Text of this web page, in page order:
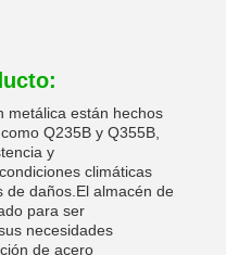
metálica están hechos
Q235B y Q355B,
y
climáticas
de daños.El almacén de
para ser
necesidades
de acero